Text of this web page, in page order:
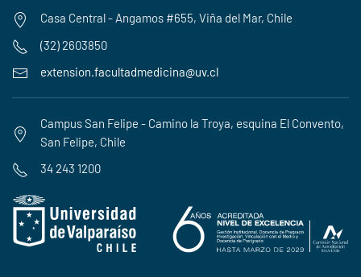
Casa Central - Angamos #655, Viña del Mar, Chile
(32) 2603850
extension.facultadmedicina@uv.cl
Campus San Felipe - Camino la Troya, esquina El Convento,
San Felipe, Chile
34 243 1200